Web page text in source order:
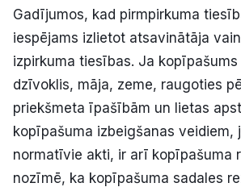
Gadījumos, kad pirmpirkuma
iespējams izlietot atsavinātāja
izpirkuma tiesības. Ja kopīpašums
dzīvoklis, māja, zeme, raugoties
priekšmeta īpašībām un lietas
kopīpašuma izbeigšanas veidiem,
normatīvie akti, ir arī kopīpašuma
nozīmē, ka kopīpašuma sadales